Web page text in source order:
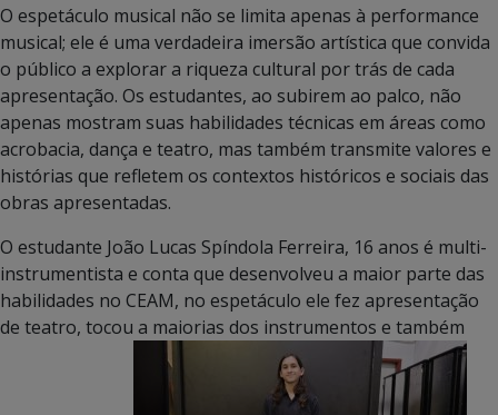
O espetáculo musical não se limita apenas à performance
musical; ele é uma verdadeira imersão artística que convida
o público a explorar a riqueza cultural por trás de cada
apresentação. Os estudantes, ao subirem ao palco, não
apenas mostram suas habilidades técnicas em áreas como
acrobacia, dança e teatro, mas também transmite valores e
histórias que refletem os contextos históricos e sociais das
obras apresentadas.
O estudante João Lucas Spíndola Ferreira, 16 anos é multi-
instrumentista e conta que desenvolveu a maior parte das
habilidades no CEAM, no espetáculo ele fez apresentação
de teatro, tocou a maiorias dos instrumentos e também